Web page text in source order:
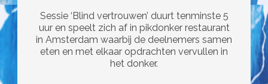
Sessie ‘Blind vertrouwen’ duurt tenminste 5
uur en speelt zich af in pikdonker restaurant
in Amsterdam waarbij de deelnemers samen
eten en met elkaar opdrachten vervullen in
het donker.